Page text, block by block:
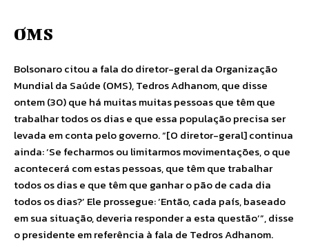
OMS
Bolsonaro citou a fala do diretor-geral da Organização
Mundial da Saúde (OMS), Tedros Adhanom, que disse
ontem (30) que há muitas muitas pessoas que têm que
trabalhar todos os dias e que essa população precisa ser
levada em conta pelo governo. “[O diretor-geral] continua
ainda: ‘Se fecharmos ou limitarmos movimentações, o que
acontecerá com estas pessoas, que têm que trabalhar
todos os dias e que têm que ganhar o pão de cada dia
todos os dias?’ Ele prossegue: ‘Então, cada país, baseado
em sua situação, deveria responder a esta questão’”, disse
o presidente em referência à fala de Tedros Adhanom.